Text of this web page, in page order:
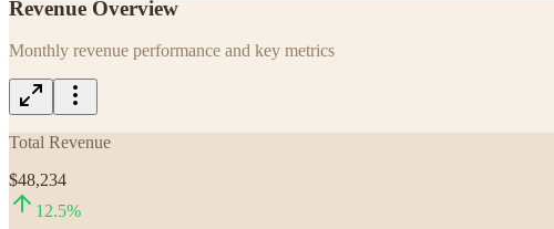
Revenue Overview
Monthly revenue performance and key metrics
Total Revenue
$48,234
12.5%